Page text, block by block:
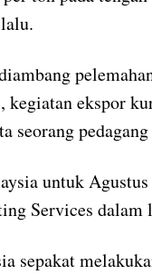
kegiatan ekspor
seorang
untuk
Services dalam
sepakat